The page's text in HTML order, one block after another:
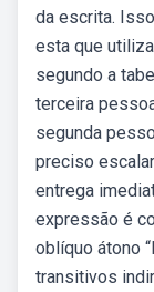
da escrita.
esta que
segundo a
terceira
segunda
preciso
entrega
expressão é
oblíquo átono
transitivos